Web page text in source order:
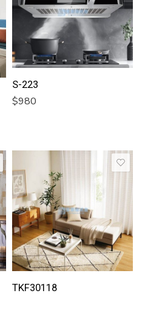
S-223
$980
TKF30118